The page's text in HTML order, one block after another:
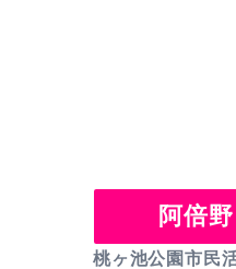
阿倍
桃ヶ池公園市民